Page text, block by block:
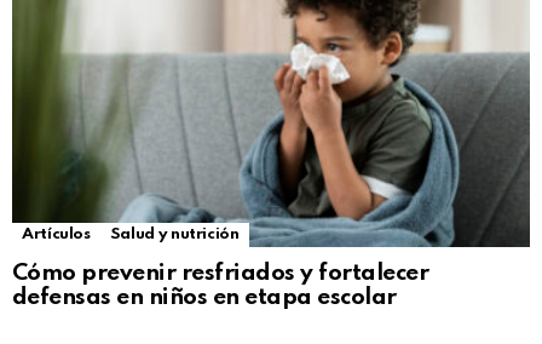
Artículos Salud y nutrición
Cómo prevenir resfriados y fortalecer
defensas en niños en etapa escolar